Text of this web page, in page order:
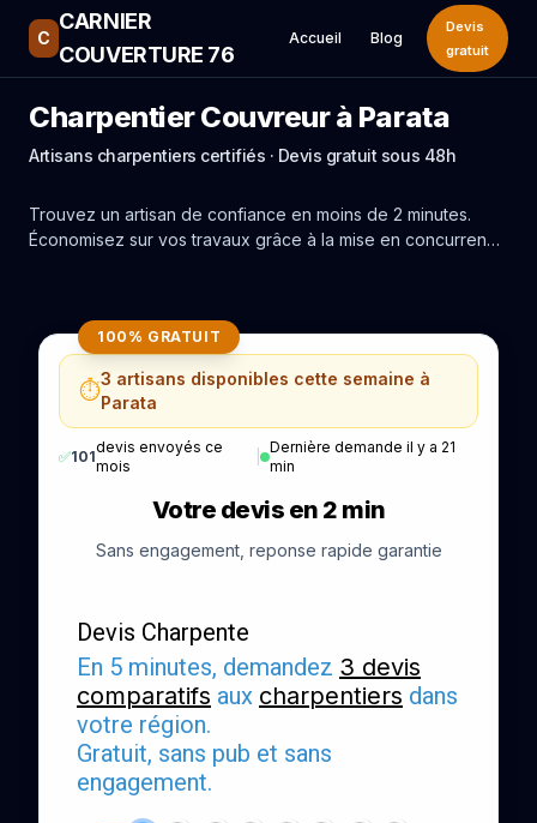
C
CARNIER
COUVERTURE 76
Accueil Blog
Devis
gratuit
Charpentier Couvreur à Parata
Artisans charpentiers certifiés · Devis gratuit sous 48h
Trouvez un artisan de confiance en moins de 2 minutes.
Économisez sur vos travaux grâce à la mise en concurrence
100% GRATUIT
⏱️3 artisans disponibles cette semaine à
Parata
✅101
devis envoyés ce
mois
|
Dernière demande il y a 21
min
Votre devis en 2 min
Sans engagement, reponse rapide garantie
Devis Charpente
En 5 minutes, demandez 3 devis
comparatifs aux charpentiers dans
votre région.
Gratuit, sans pub et sans
engagement.